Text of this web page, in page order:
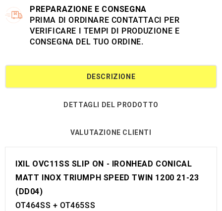
PREPARAZIONE E CONSEGNA
PRIMA DI ORDINARE CONTATTACI PER
VERIFICARE I TEMPI DI PRODUZIONE E
CONSEGNA DEL TUO ORDINE.
DESCRIZIONE
DETTAGLI DEL PRODOTTO
VALUTAZIONE CLIENTI
IXIL OVC11SS SLIP ON - IRONHEAD CONICAL
MATT INOX TRIUMPH SPEED TWIN 1200 21-23
(DD04)
OT464SS + OT465SS